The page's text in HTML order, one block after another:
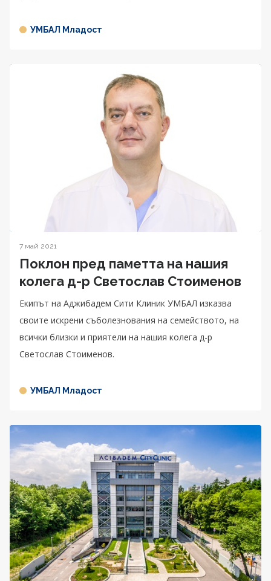
УМБАЛ Младост
7 май 2021
Поклон пред паметта на нашия
колега д-р Светослав Стоименов
Екипът на Аджибадем Сити Клиник УМБАЛ изказва
своите искрени съболезнования на семейството, на
всички близки и приятели на нашия колега д-р
Светослав Стоименов.
УМБАЛ Младост